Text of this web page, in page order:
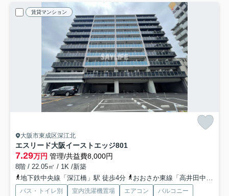
賃貸マンション
大阪市東成区深江北
エスリード大阪イーストエッジ801
7.29万円 管理/共益費8,000円
8階 / 22.05㎡ / 1K /新築
地下鉄中央線「深江橋」駅 徒歩4分
おおさか東線「高井田中央」駅 徒歩15分
バス・トイレ別 室内洗濯機置場 エアコン
バルコニー